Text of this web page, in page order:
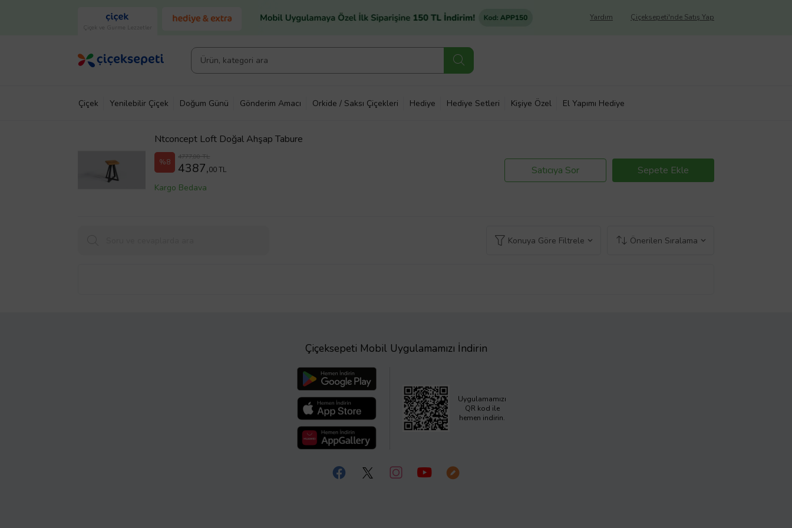
Çiçek ve Gurme Lezzetler
Çiçeksepeti'nde Satış Yap
Yardım
Çiçek Yenilebilir Çiçek Doğum Günü Gönderim Amacı Orkide / Saksı Çiçekleri Hediye Hediye Setleri Kişiye Özel El Yapımı Hediye
Ntconcept Loft Doğal Ahşap Tabure
%8
4777,00 TL
4387,00 TL
Kargo Bedava
Satıcıya Sor Sepete Ekle
Konuya Göre Filtrele Önerilen Sıralama
Çiçeksepeti Mobil Uygulamamızı İndirin
Uygulamamızı
QR kod ile
hemen indirin.